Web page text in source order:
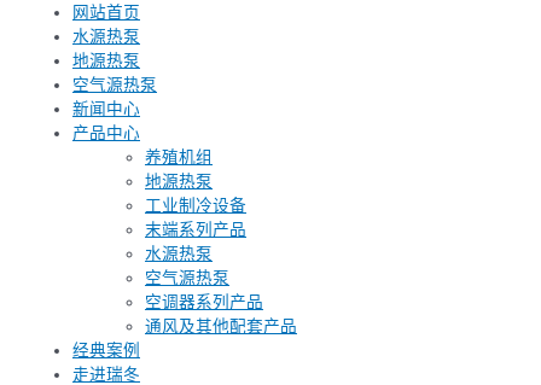
网站首页
水源热泵
地源热泵
空气源热泵
新闻中心
产品中心
养殖机组
地源热泵
工业制冷设备
末端系列产品
水源热泵
空气源热泵
空调器系列产品
通风及其他配套产品
经典案例
走进瑞冬